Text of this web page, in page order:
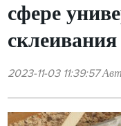
сфере
склеивания
2023-11-03 11:39:57